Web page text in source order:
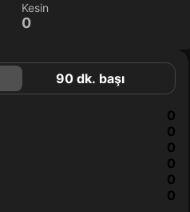
Kesin
0
90 dk. başı
0
0
0
0
0
0